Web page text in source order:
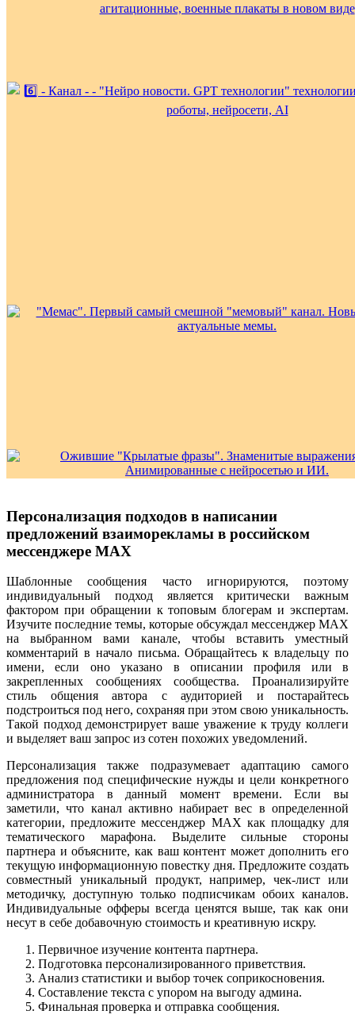
Персонализация подходов в написании
предложений взаиморекламы в российском
мессенджере MAX
Шаблонные сообщения часто игнорируются, поэтому
индивидуальный подход является критически важным
фактором при обращении к топовым блогерам и экспертам.
Изучите последние темы, которые обсуждал мессенджер MAX
на выбранном вами канале, чтобы вставить уместный
комментарий в начало письма. Обращайтесь к владельцу по
имени, если оно указано в описании профиля или в
закрепленных сообщениях сообщества. Проанализируйте
стиль общения автора с аудиторией и постарайтесь
подстроиться под него, сохраняя при этом свою уникальность.
Такой подход демонстрирует ваше уважение к труду коллеги
и выделяет ваш запрос из сотен похожих уведомлений.
Персонализация также подразумевает адаптацию самого
предложения под специфические нужды и цели конкретного
администратора в данный момент времени. Если вы
заметили, что канал активно набирает вес в определенной
категории, предложите мессенджер MAX как площадку для
тематического марафона. Выделите сильные стороны
партнера и объясните, как ваш контент может дополнить его
текущую информационную повестку дня. Предложите создать
совместный уникальный продукт, например, чек-лист или
методичку, доступную только подписчикам обоих каналов.
Индивидуальные офферы всегда ценятся выше, так как они
несут в себе добавочную стоимость и креативную искру.
Первичное изучение контента партнера.
Подготовка персонализированного приветствия.
Анализ статистики и выбор точек соприкосновения.
Составление текста с упором на выгоду админа.
Финальная проверка и отправка сообщения.